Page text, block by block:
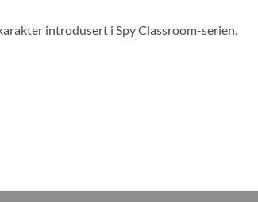
introdusert i Spy Classroom-serien.